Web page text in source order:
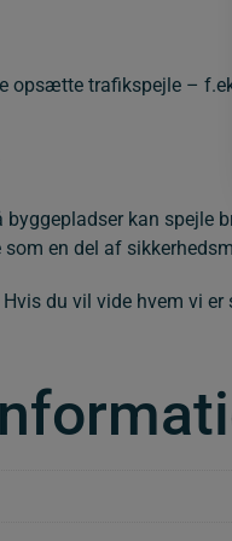
opsætte trafikspejle –
byggepladser kan
en del af
Hvis du vil vide hvem vi er